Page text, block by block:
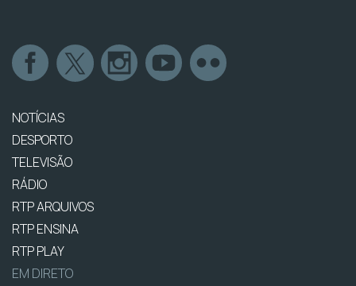
NOTÍCIAS
DESPORTO
TELEVISÃO
RÁDIO
RTP ARQUIVOS
RTP ENSINA
RTP PLAY
EM DIRETO